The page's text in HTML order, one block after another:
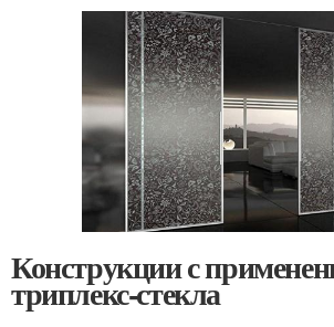
Конструкции с
триплекс-стекла